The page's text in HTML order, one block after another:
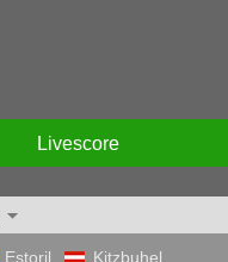
Livescore
Estoril Kitzbuhel